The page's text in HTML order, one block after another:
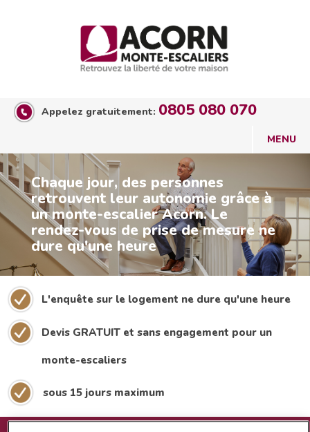
Appelez gratuitement: 0805 080 070
Chaque jour, des personnes
retrouvent leur autonomie grâce à
un monte-escalier Acorn. Le
rendez-vous de prise de mesure ne
dure qu'une heure
L'enquête sur le logement ne dure qu'une heure
Devis GRATUIT et sans engagement pour un
monte-escaliers
sous 15 jours maximum